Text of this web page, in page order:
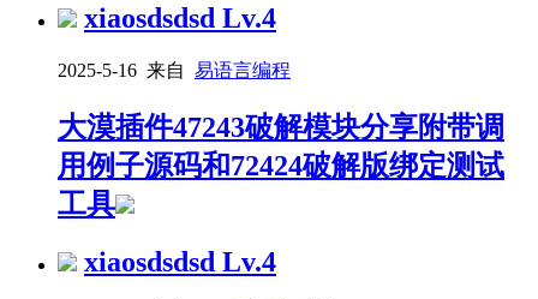
xiaosdsdsd Lv.4
2025-5-16 来自 易语言编程
大漠插件47243破解模块分享附带调
用例子源码和72424破解版绑定测试
工具
xiaosdsdsd Lv.4